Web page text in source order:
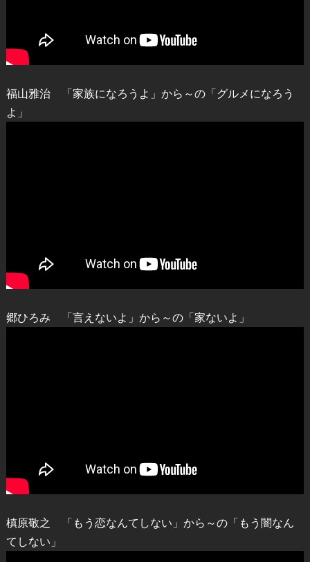
福山雅治 「家族になろうよ」から～の「グルメになろう
よ」
郷ひろみ 「言えないよ」から～の「家ないよ」
槙原敬之 「もう恋なんてしない」から～の「もう闇なん
てしない」